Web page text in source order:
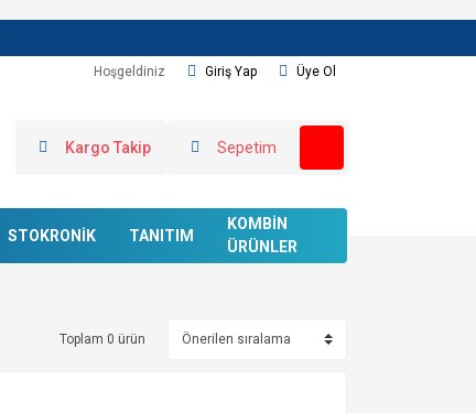
Hoşgeldiniz Giriş Yap Üye Ol
Kargo Takip Sepetim
STOKRONİK TANITIM
KOMBİN
ÜRÜNLER
Toplam 0 ürün